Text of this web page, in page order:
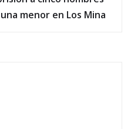
menor en Los Mina